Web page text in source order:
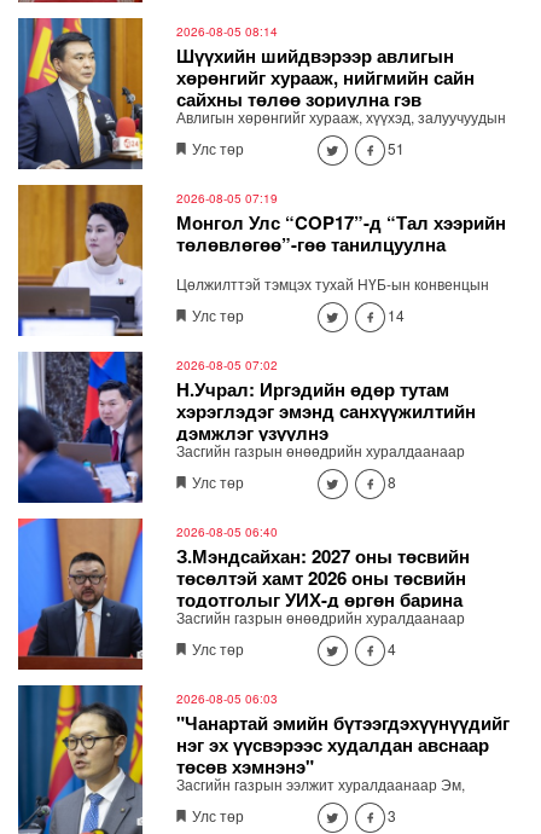
хийхээр шийдлээ. "Шатахууны дарааллыг
мэдээлэх яаралтай бүтээхээр шийдлээ"
2026-08-05 08:14
Шүүхийн шийдвэрээр авлигын
хөрөнгийг хурааж, нийгмийн сайн
сайхны төлөө зориулна гэв
Авлигын хөрөнгийг хурааж, хүүхэд, залуучуудын
хөгжлийн санд төвлөрүүлж, зарцуулах тухай
анхдагч хуулийн төслийг Засгийн газрын
Улс төр 51
2026-08-05 07:19
Монгол Улс “COP17”-д “Тал хээрийн
төлөвлөгөө”-гөө танилцуулна
Цөлжилттэй тэмцэх тухай НҮБ-ын конвенцын
талуудын 17 дугаар /COP17/ бага хуралд Монгол
Улсаас дэвшүүлэх үндэсний стратегийн баримт
Засгийн газрын хуралдаанд танилцууллаа.
Улс төр 14
2026-08-05 07:02
Н.Учрал: Иргэдийн өдөр тутам
хэрэглэдэг эмэнд санхүүжилтийн
дэмжлэг үзүүлнэ
Засгийн газрын өнөөдрийн хуралдаанаар
Ерөнхий сайд Н.Учрал Эрүүл мэндийн даатгалын
хөнгөлөлттэй эмийн жагсаалтыг шинэчилж,
санхүүжилтийн дэмжлэг үзүүлэх шийдвэр
гаргалаа.
Улс төр 8
2026-08-05 06:40
З.Мэндсайхан: 2027 оны төсвийн
төсөлтэй хамт 2026 оны төсвийн
тодотголыг УИХ-д өргөн барина
Засгийн газрын өнөөдрийн хуралдаанаар
хэмнэлт, хүнсний нийлүүлэлт, бүртгэлжүүлэх,
хяналт сайжруулалтын асуудлаар гаргасан
танилцууллаа. 2027 оны төсвийн төсөлтэй хамт
2026 оны төсвийн тодотголыг УИХ-д өргөн
барина
Улс төр 4
2026-08-05 06:03
"Чанартай эмийн бүтээгдэхүүнүүдийг
нэг эх үүсвэрээс худалдан авснаар
төсөв хэмнэнэ"
Засгийн газрын ээлжит хуралдаанаар Эм,
эмнэлгийн хэрэглэгдэхүүн, биобэлдмэл, вакциныг
нэг эх үүсвэрээс худалдан авах журмыг баталжээ.
Улс төр 3